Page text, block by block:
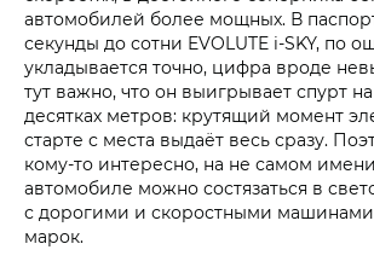
автомобилей более мощных. В
секунды до сотни EVOLUTE i‑SKY, по
укладывается точно, цифра вроде
тут важно, что он выигрывает спурт
десятках метров: крутящий момент
старте с места выдаёт весь сразу.
кому-то интересно, на не самом
автомобиле можно состязаться в
с дорогими и скоростными
марок.